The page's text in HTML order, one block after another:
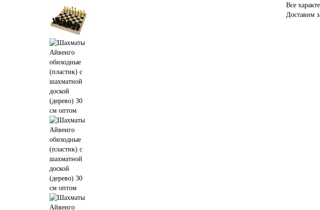
Все
Доставим